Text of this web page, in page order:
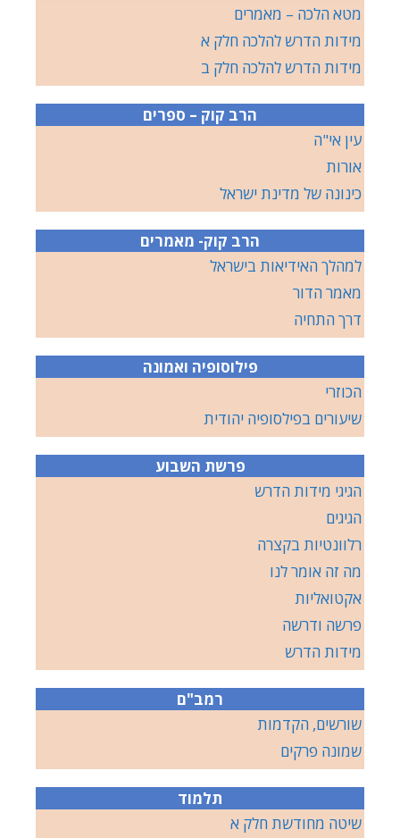
מטא הלכה – מאמרים
מידות הדרש להלכה חלק א
מידות הדרש להלכה חלק ב
הרב קוק – ספרים
עין אי"ה
אורות
כינונה של מדינת ישראל
הרב קוק- מאמרים
למהלך האידיאות בישראל
מאמר הדור
דרך התחיה
פילוסופיה ואמונה
הכוזרי
שיעורים בפילסופיה יהודית
פרשת השבוע
הגיגי מידות הדרש
הגיגים
רלוונטיות בקצרה
מה זה אומר לנו
אקטואליות
פרשה ודרשה
מידות הדרש
רמב"ם
שורשים, הקדמות
שמונה פרקים
תלמוד
שיטה מחודשת חלק א